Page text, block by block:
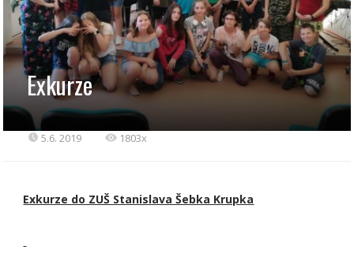
Exkurze
5.6. 2019 1803x
Exkurze do ZUŠ Stanislava Šebka Krupka